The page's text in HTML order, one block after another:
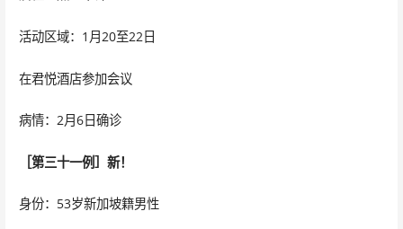
活动区域：1月20至22日
在君悦酒店参加会议
病情：2月6日确诊
［第三十一例］新！
身份：53岁新加坡籍男性